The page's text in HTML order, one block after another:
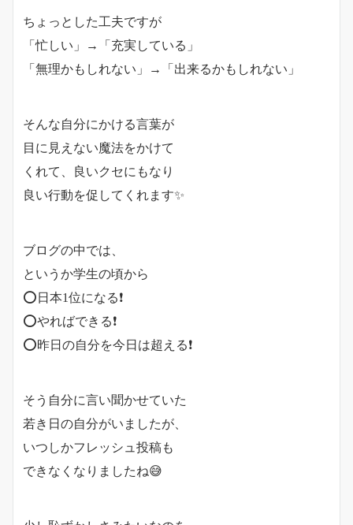
ちょっとした工夫ですが
「忙しい」→「充実している」
「無理かもしれない」→「出来るかもしれない」
そんな自分にかける言葉が
目に見えない魔法をかけて
くれて、良いクセにもなり
良い行動を促してくれます✨
ブログの中では、
というか学生の頃から
⭕️日本1位になる❗️
⭕️やればできる❗️
⭕️昨日の自分を今日は超える❗️
そう自分に言い聞かせていた
若き日の自分がいましたが、
いつしかフレッシュ投稿も
できなくなりましたね😅